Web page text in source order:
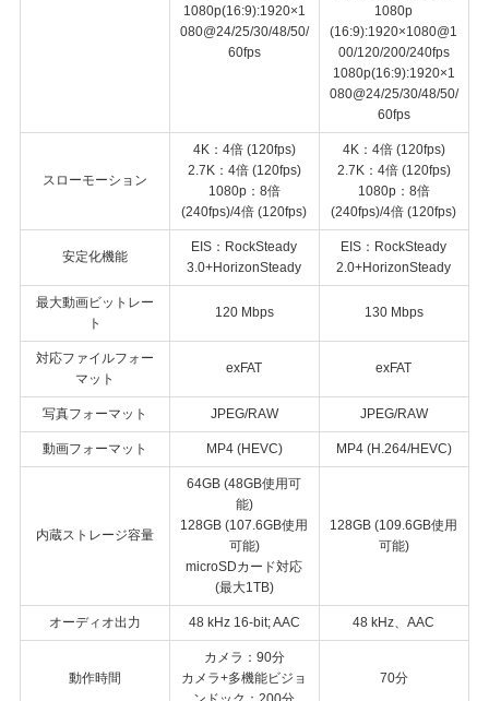
1080p(16:9):1920×1
080@24/25/30/48/50/
60fps
1080p
(16:9):1920×1080@1
00/120/200/240fps
1080p(16:9):1920×1
080@24/25/30/48/50/
60fps
スローモーション
4K：4倍 (120fps)
2.7K：4倍 (120fps)
1080p：8倍
(240fps)/4倍 (120fps)
4K：4倍 (120fps)
2.7K：4倍 (120fps)
1080p：8倍
(240fps)/4倍 (120fps)
安定化機能
EIS：RockSteady
3.0+HorizonSteady
EIS：RockSteady
2.0+HorizonSteady
最大動画ビットレー
ト
120 Mbps 130 Mbps
対応ファイルフォー
マット
exFAT exFAT
写真フォーマット JPEG/RAW JPEG/RAW
動画フォーマット MP4 (HEVC) MP4 (H.264/HEVC)
内蔵ストレージ容量
64GB (48GB使用可
能)
128GB (107.6GB使用
可能)
microSDカード対応
(最大1TB)
128GB (109.6GB使用
可能)
オーディオ出力 48 kHz 16-bit; AAC 48 kHz、AAC
動作時間
カメラ：90分
カメラ+多機能ビジョ
70分